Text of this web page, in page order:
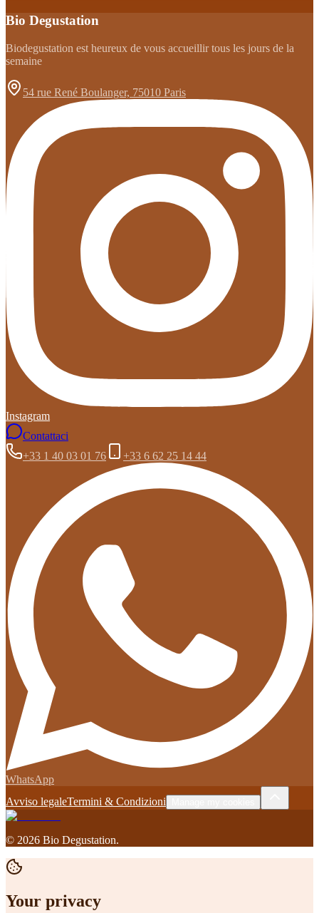
Bio Degustation
Biodegustation est heureux de vous accueillir tous les jours de la
semaine
54 rue René Boulanger, 75010 Paris
Instagram
Contattaci
+33 1 40 03 01 76
+33 6 62 25 14 44
WhatsApp
Avviso legaleTermini & Condizioni
© 2026 Bio Degustation.
Your privacy